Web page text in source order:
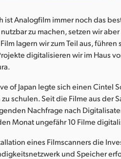
ist Analogfilm immer noch das
zu machen, setzen wir
lagern wir zum Teil aus, führen
digitalisieren wir im Haus
of Japan legte sich einen Cintel
schulen. Seit die Filme aus der
Nachfrage nach
Monat ungefähr 10 Filme
eines Filmscanners die
und Speicher